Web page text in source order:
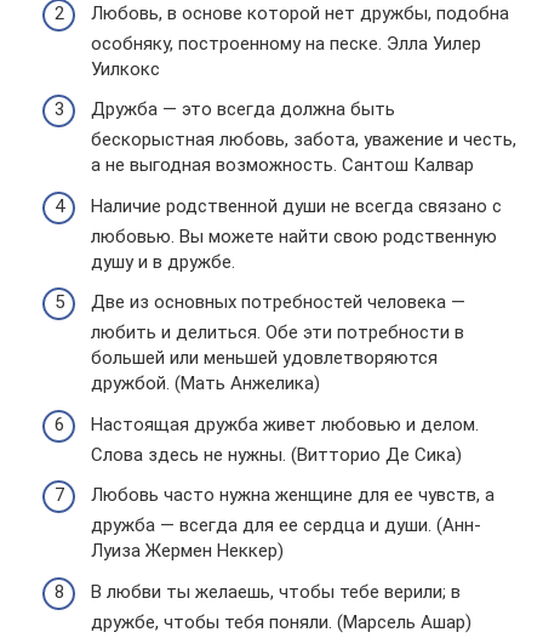
Любовь, в основе которой нет дружбы, подобна
особняку, построенному на песке. Элла Уилер
Уилкокс
Дружба — это всегда должна быть
бескорыстная любовь, забота, уважение и честь,
а не выгодная возможность. Сантош Калвар
Наличие родственной души не всегда связано с
любовью. Вы можете найти свою родственную
душу и в дружбе.
Две из основных потребностей человека —
любить и делиться. Обе эти потребности в
большей или меньшей удовлетворяются
дружбой. (Мать Анжелика)
Настоящая дружба живет любовью и делом.
Слова здесь не нужны. (Витторио Де Сика)
Любовь часто нужна женщине для ее чувств, а
дружба — всегда для ее сердца и души. (Анн-
Луиза Жермен Неккер)
В любви ты желаешь, чтобы тебе верили; в
дружбе, чтобы тебя поняли. (Марсель Ашар)